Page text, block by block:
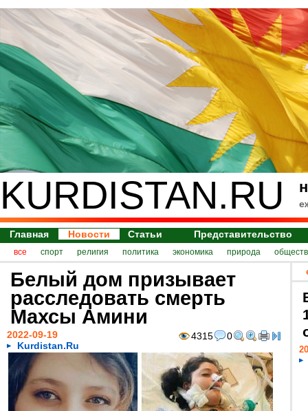
KURDISTAN.RU
Главная Новости Статьи Представительство
все спорт религия политика экономика природа
Белый дом призывает
расследовать смерть
Махсы Амини
4315 0
2022-09-19
Kurdistan.Ru